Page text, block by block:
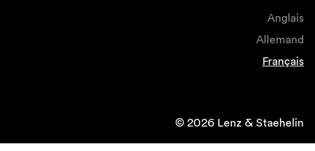
Anglais
Allemand
Français
© 2026 Lenz & Staehelin